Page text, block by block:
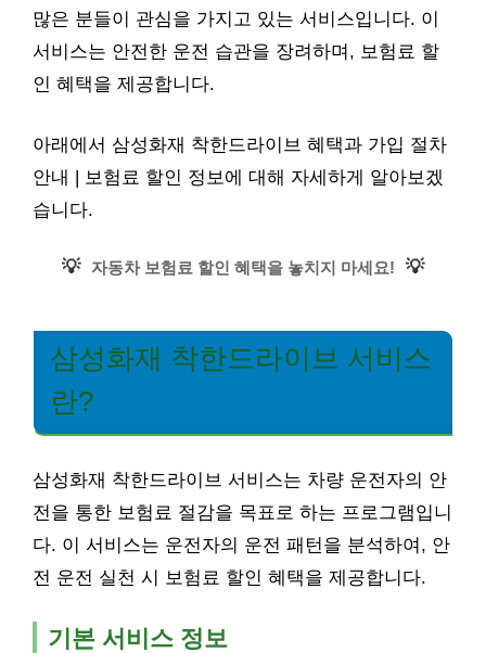
많은 분들이 관심을 가지고 있는 서비스입니다. 이
서비스는 안전한 운전 습관을 장려하며, 보험료 할
인 혜택을 제공합니다.
아래에서 삼성화재 착한드라이브 혜택과 가입 절차
안내 | 보험료 할인 정보에 대해 자세하게 알아보겠
습니다.
💡 자동차 보험료 할인 혜택을 놓치지 마세요! 💡
삼성화재 착한드라이브 서비스
란?
삼성화재 착한드라이브 서비스는 차량 운전자의 안
전을 통한 보험료 절감을 목표로 하는 프로그램입니
다. 이 서비스는 운전자의 운전 패턴을 분석하여, 안
전 운전 실천 시 보험료 할인 혜택을 제공합니다.
기본 서비스 정보